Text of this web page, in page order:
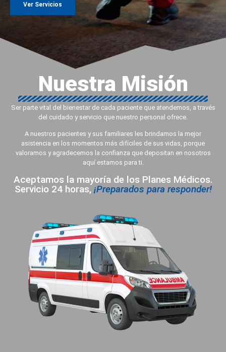
Ver Servicios
Nuestra Misión
Ser parte vital del bienestar de cada paciente que atendemos, a través
del cuidado y servicio que nuestro personal ofrece.
A nuestros pacientes y sus familiares les brindamos la mejor
asistencia en los momentos más difíciles de sus vidas, porque
valoramos y agradecemos la confianza que depositan en nosotros
aquí estamos para ti.
Aceptamos la mayoría de los Planes Médicos.
Servicio 24 horas, ¡Preparados para responder!